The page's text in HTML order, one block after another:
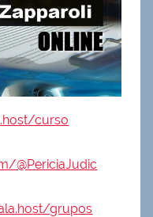
curso
@PericiaJudic
grupos